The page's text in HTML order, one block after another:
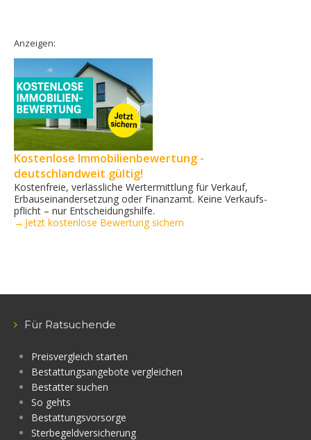
Anzeigen:
Kostenlose Immobilienbewertung -
deutschlandweit gültig!
Kostenfreie, verlässliche Wertermittlung für Verkauf,
Erbauseinandersetzung oder Finanzamt. Keine Verkaufs­
pflicht – nur Entscheidungshilfe.
→ Jetzt kostenlose Bewertung sichern
Für Ratsuchende
Preisvergleich starten
Bestattungsangebote vergleichen
Bestatter suchen
So gehts
Bestattungsvorsorge
Sterbegeldversicherung